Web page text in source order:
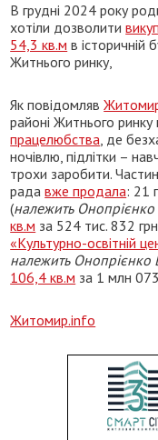
В грудні 2024 року
хотіли дозволити
54,3 кв.м в історичній
Житнього ринку,
Як повідомляв
районі Житнього ринку
працелюбства, де
ночівлю, підлітки –
трохи заробити.
радавже продала: 21
(належить Онопрієнко
кв.м за 524 тис. 832
«Культурно-освітній
належить Онопрієнко
106,4 кв.м за 1 млн
Житомир.info